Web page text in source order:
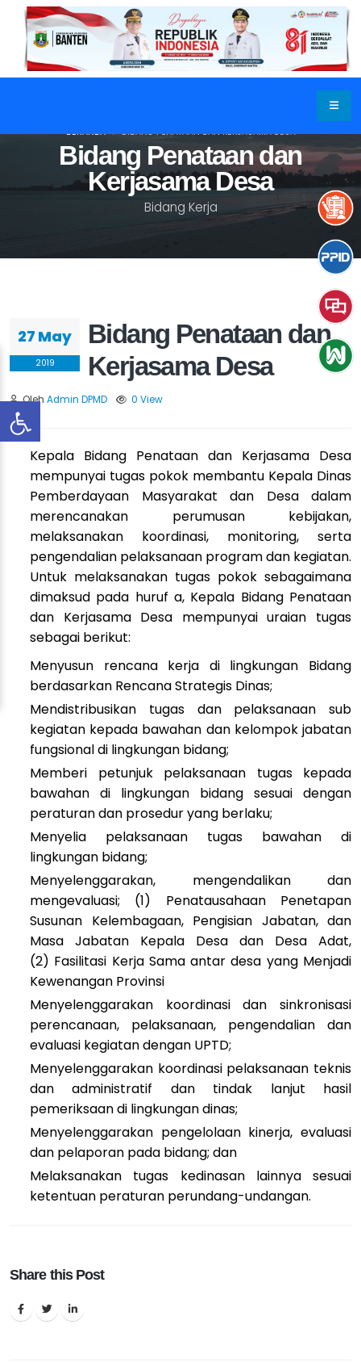
Bidang Penataan dan
Kerjasama Desa
Bidang Kerja
BERANDA BIDANG PENATAAN DAN KERJASAMA DESA
27 May
2019
Bidang Penataan dan
Kerjasama Desa
Oleh Admin DPMD 0 View
Kepala Bidang Penataan dan Kerjasama Desa
mempunyai tugas pokok membantu Kepala Dinas
Pemberdayaan Masyarakat dan Desa dalam
merencanakan perumusan kebijakan,
melaksanakan koordinasi, monitoring, serta
pengendalian pelaksanaan program dan kegiatan.
Untuk melaksanakan tugas pokok sebagaimana
dimaksud pada huruf a, Kepala Bidang Penataan
dan Kerjasama Desa mempunyai uraian tugas
sebagai berikut:
Menyusun rencana kerja di lingkungan Bidang
berdasarkan Rencana Strategis Dinas;
Mendistribusikan tugas dan pelaksanaan sub
kegiatan kepada bawahan dan kelompok jabatan
fungsional di lingkungan bidang;
Memberi petunjuk pelaksanaan tugas kepada
bawahan di lingkungan bidang sesuai dengan
peraturan dan prosedur yang berlaku;
Menyelia pelaksanaan tugas bawahan di
lingkungan bidang;
Menyelenggarakan, mengendalikan dan
mengevaluasi; (1) Penatausahaan Penetapan
Susunan Kelembagaan, Pengisian Jabatan, dan
Masa Jabatan Kepala Desa dan Desa Adat,
(2) Fasilitasi Kerja Sama antar desa yang Menjadi
Kewenangan Provinsi
Menyelenggarakan koordinasi dan sinkronisasi
perencanaan, pelaksanaan, pengendalian dan
evaluasi kegiatan dengan UPTD;
Menyelenggarakan koordinasi pelaksanaan teknis
dan administratif dan tindak lanjut hasil
pemeriksaan di lingkungan dinas;
Menyelenggarakan pengelolaan kinerja, evaluasi
dan pelaporan pada bidang; dan
Melaksanakan tugas kedinasan lainnya sesuai
ketentuan peraturan perundang-undangan.
Share this Post